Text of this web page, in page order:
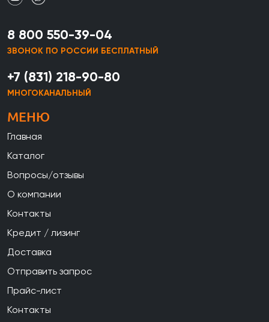
8 800 550-39-04
ЗВОНОК ПО РОССИИ БЕСПЛАТНЫЙ
+7 (831) 218-90-80
МНОГОКАНАЛЬНЫЙ
МЕНЮ
Главная
Каталог
Вопросы/отзывы
О компании
Контакты
Кредит / лизинг
Доставка
Отправить запрос
Прайс-лист
Контакты